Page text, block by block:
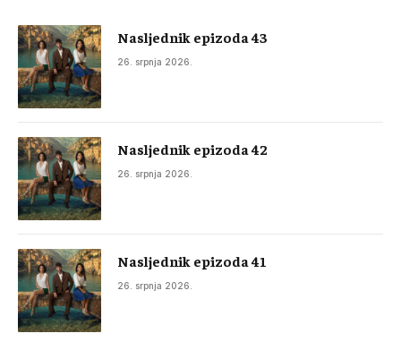
Nasljednik epizoda 43
26. srpnja 2026.
Nasljednik epizoda 42
26. srpnja 2026.
Nasljednik epizoda 41
26. srpnja 2026.